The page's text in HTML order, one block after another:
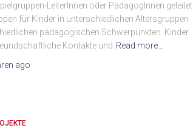
LeiterInnen oder PädagogInnen geleitet.
für Kinder in unterschiedlichen Altersgruppen
pädagogischen Schwerpunkten. Kinder
Kontakte und Read more…
ago